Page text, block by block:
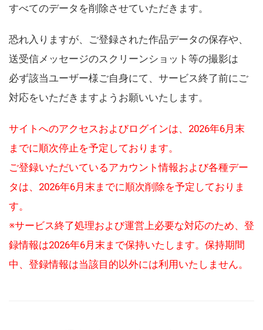
すべてのデータを削除させていただきます。
恐れ入りますが、ご登録された作品データの保存や、
送受信メッセージのスクリーンショット等の撮影は
必ず該当ユーザー様ご自身にて、サービス終了前にご
対応をいただきますようお願いいたします。
サイトへのアクセスおよびログインは、2026年6月末
までに順次停止を予定しております。
ご登録いただいているアカウント情報および各種デー
タは、2026年6月末までに順次削除を予定しておりま
す。
※サービス終了処理および運営上必要な対応のため、登
録情報は2026年6月末まで保持いたします。保持期間
中、登録情報は当該目的以外には利用いたしません。